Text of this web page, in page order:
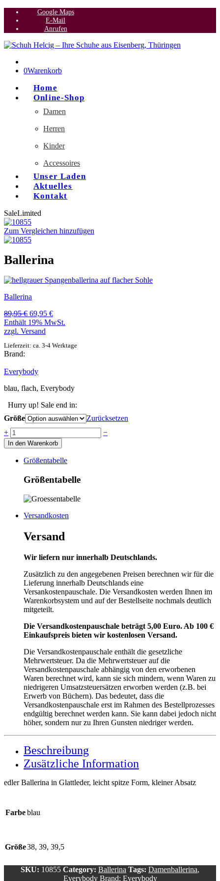
Google Maps
E-Mail
Anrufen
0Warenkorb
Home
Online-Shop
Damen
Herren
Kinder
Accessoires
Unser Laden
Aktuelles
Kontakt
SaleLimited
Zum Vergleichen hinzufügen
Ballerina
Ballerina
89,95€ Ursprünglicher
Preis
war:
69,95 €Aktueller
Preis
Enthält 19% MwSt.
zzgl. Versand
Lieferzeit: ca. 3-4 Werktage
Brand:
Everybody
blau, flach, Everybody
Hurry up! Sale end in:
Größe
Zurücksetzen
Anzahl
+ −
In den Warenkorb
Größentabelle
Größentabelle
Versandkosten
Versand
Wir liefern nur innerhalb Deutschlands.
Zusätzlich zu den angegebenen Preisen berechnen wir für die
Lieferung innerhalb Deutschlands eine
Versankostenpauschale. Die Versandkosten werden Ihnen im
Warenkorbsystem und auf der Bestellseite nochmals deutlich
mitgeteilt.
Die Versandkostenpauschale beträgt 5,00 Euro. Ab 100 €
Einkaufspreis bieten wir kostenlosen Versand.
Die Versandkostenpauschale enthält die gesetzliche
Mehrwertsteuer. Da die Mehrwertsteuer auf die
Versandkostenpauschale abhängig von den erworbenen
Waren berechnet wird, kann sie sich mindern, wenn Waren zu
niedrigeren Umsatzsteuersätzen erworben werden (z.B. bei
Erwerb von Büchern). Das bedeutet, dass die
Versandkostenpauschale erst im Rahmen des Bestellprozesses
endgültig berechnet werden kann. Sie kann dabei jedoch nicht
höher, sondern nur zu Ihren Gunsten niedriger werden.
Beschreibung
Zusätzliche Information
edler Ballerina in Glattleder, leicht spitze Form, kleiner Absatz
Farbeblau
Größe38, 39, 39,5
SKU: 10855 Category: Ballerina Tags: Damenballerina,
Everybody Brand: Everybody